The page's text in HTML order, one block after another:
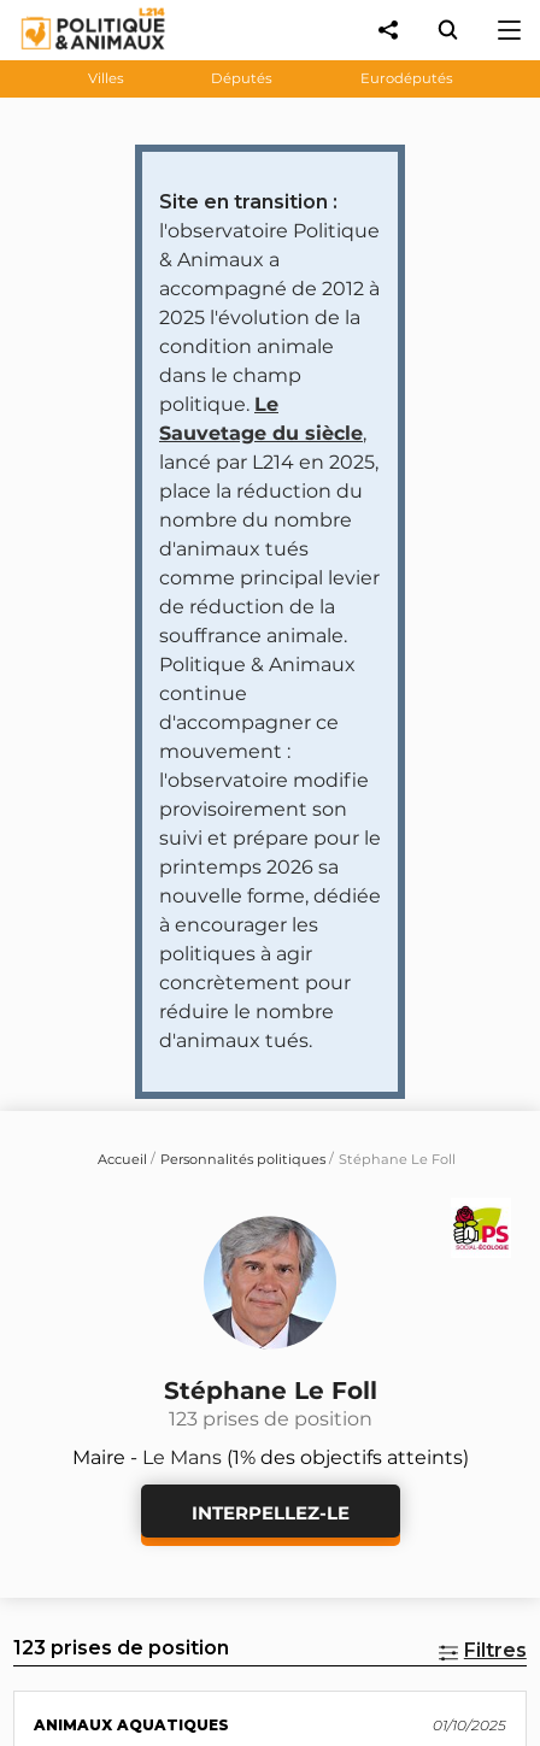
Villes Députés Eurodéputés
Site en transition :
l'observatoire Politique
& Animaux a
accompagné de 2012 à
2025 l'évolution de la
condition animale
dans le champ
politique. Le
Sauvetage du siècle,
lancé par L214 en 2025,
place la réduction du
nombre du nombre
d'animaux tués
comme principal levier
de réduction de la
souffrance animale.
Politique & Animaux
continue
d'accompagner ce
mouvement :
l'observatoire modifie
provisoirement son
suivi et prépare pour le
printemps 2026 sa
nouvelle forme, dédiée
à encourager les
politiques à agir
concrètement pour
réduire le nombre
d'animaux tués.
Accueil Personnalités politiques Stéphane Le Foll
Stéphane Le Foll
123 prises de position
Maire - Le Mans(1% des objectifs atteints)
INTERPELLEZ-LE
123 prises de position Filtres
ANIMAUX AQUATIQUES 01/10/2025